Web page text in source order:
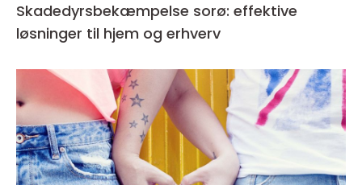
Skadedyrsbekæmpelse sorø: effektive
løsninger til hjem og erhverv